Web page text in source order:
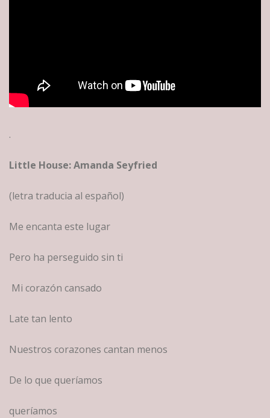
.
Little House: Amanda Seyfried
(letra traducia al español)
Me encanta este lugar
Pero ha perseguido sin ti
Mi corazón cansado
Late tan lento
Nuestros corazones cantan menos
De lo que queríamos
queríamos